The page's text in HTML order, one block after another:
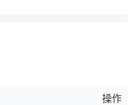
操作